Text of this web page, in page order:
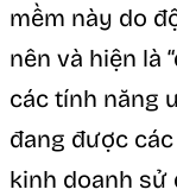
mềm này do
nên và hiện là
các tính năng
đang được
kinh doanh sử